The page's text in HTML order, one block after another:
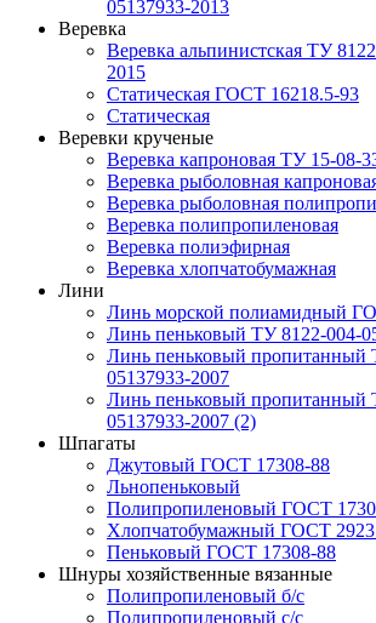
05137933-2013
Веревка
Веревка альпинистская ТУ
2015
Статическая ГОСТ 16218.5-93
Статическая
Веревки крученые
Веревка капроновая ТУ 15-08-
Веревка рыболовная
Веревка рыболовная
Веревка полипропиленовая
Веревка полиэфирная
Веревка хлопчатобумажная
Лини
Линь морской полиамидный
Линь пеньковый ТУ 8122-004-
Линь пеньковый пропитанный
05137933-2007
Линь пеньковый пропитанный
05137933-2007 (2)
Шпагаты
Джутовый ГОСТ 17308-88
Льнопеньковый
Полипропиленовый ГОСТ
Хлопчатобумажный ГОСТ
Пеньковый ГОСТ 17308-88
Шнуры хозяйственные вязанные
Полипропиленовый б/с
Полипропиленовый с/с